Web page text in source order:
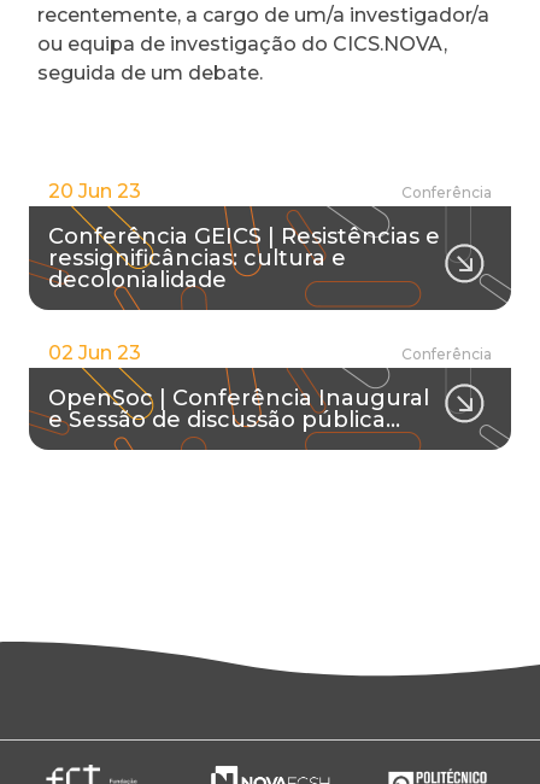
recentemente, a cargo de um/a investigador/a
ou equipa de investigação do CICS.NOVA,
seguida de um debate.
20 Jun 23 Conferência
Conferência GEICS | Resistências e
ressignificâncias: cultura e
decolonialidade
02 Jun 23 Conferência
OpenSoc | Conferência Inaugural
e Sessão de discussão pública…